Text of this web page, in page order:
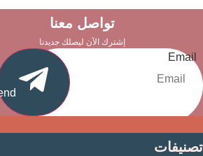
تواصل معنا
إشترك الآن ليصلك جديدنا
Send